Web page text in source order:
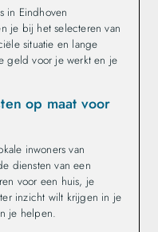
in Eindhoven
je bij het selecteren van
situatie en lange
geld voor je werkt en je
op maat voor
inwoners van
diensten van een
voor een huis, je
inzicht wilt krijgen in je
je helpen.